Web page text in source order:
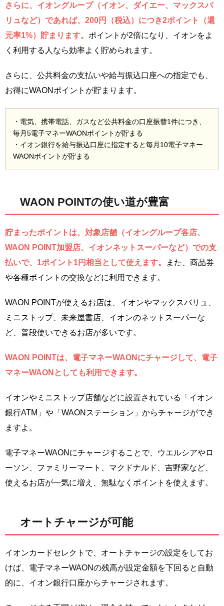
さらに、イオングループ（イオン、ダイエー、マックスバ
リュなど）であれば、200円（税込）につき2ポイント（還
元率1%）貯まります。 ポイントが2倍になり、イオンをよ
く利用する人なら効率よく貯められます。
さらに、公共料金の支払いや給与振込口座への指定でも、
お得にWAONポイントが貯まります。
・電気、携帯電話、ガスなど公共料金の口座振替1件につき、
毎月5電子マネーWAONポイントが貯まる
・イオン銀行を給与振込口座に指定すると毎月10電子マネー
WAONポイントが貯まる
WAON POINTの使い道が豊富
貯まったポイントは、対象店舗（イオングループ各店、
WAON POINT加盟店、イオンネットスーパーなど）での支
払いで、1ポイント1円相当として使えます。
また、商品券
や各種ポイントの交換などに利用できます。
WAON POINTが使えるお店は、イオンやマックスバリュ、
ミニストップ、未来屋書店、イオンのネットスーパーな
ど、普段使いできるお店が多いです。
WAON POINTは、電子マネーWAONにチャージして、電子
マネーWAONとしても利用できます。
イオンやミニストップ店舗などに設置されている「イオン
銀行ATM」や「WAONステーション」からチャージができ
ますよ。
電子マネーWAONにチャージすることで、ウエルシアやロ
ーソン、ファミリーマート、マクドナルド、吉野家など、
使えるお店が一気に増え、無駄なくポイントを使えます。
オートチャージが可能
イオンカードセレクトで、オートチャージの設定をしてお
けば、電子マネーWAONの残高が設定金額を下回ると自動
的に、イオン銀行口座からチャージされます。